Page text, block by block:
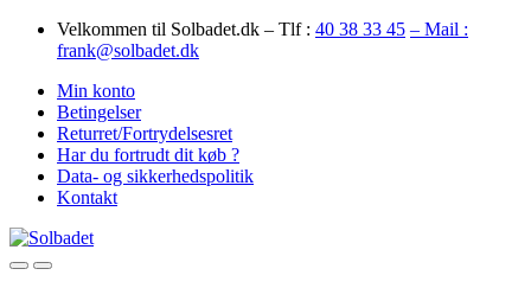
Skip
Skip
Velkommen til Solbadet.dk – Tlf : 40 38 33 45 – Mail :
frank@solbadet.dk
Min konto
Betingelser
Returret/Fortrydelsesret
Har du fortrudt dit køb ?
Data- og sikkerhedspolitik
Kontakt
OpenClose